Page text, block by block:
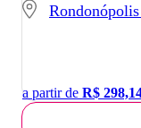
a partir de R$